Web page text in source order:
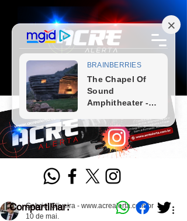
Gabriel Oliveira - www.acrealerta.com.br
10 de mai.
Compartilhar: